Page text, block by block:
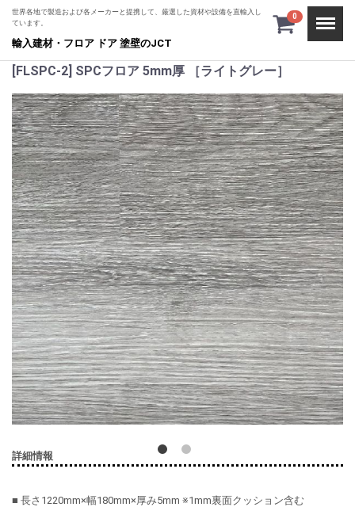
世界各地で製造および各メーカーと提携して、厳選した資材や設備を直輸入し
ています。
輸入建材・フロア ドア 塗壁のJCT
0
[FLSPC-2] SPCフロア 5mm厚 ［ライトグレー］
詳細情報
■ 長さ1220mm×幅180mm×厚み5mm ※1mm裏面クッション含む